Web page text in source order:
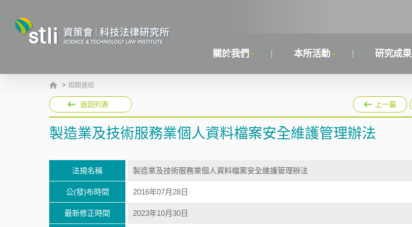
關於我們 本所活動 研究成果
> 相關連結
返回列表 上一篇
製造業及技術服務業個人資料檔案安全維護管理辦法
法規名稱 製造業及技術服務業個人資料檔案安全維護管理辦法
公(發)布時間 2016年07月28日
最新修正時間 2023年10月30日